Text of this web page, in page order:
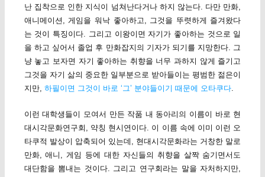
난 집착으로 인한 지식이 넘쳐난다거나 하지 않는다. 다만 만화,
애니메이션, 게임을 워낙 좋아하고, 그것을 뚜렷하게 즐겨왔다
는 것이 특징이다. 그리고 이왕이면 자기가 좋아하는 것으로 일
을 하고 싶어서 졸업 후 만화잡지의 기자가 되기를 지망한다. 그
냥 놓고 보자면 자기 좋아하는 취향을 너무 과하지 않게 즐기고
그것을 자기 삶의 중요한 일부분으로 받아들이는 평범한 젊은이
지만, 하필이면 그것이 바로 ‘그’ 분야들이기 때문에 오타쿠다.
이런 대학생들이 모여서 만든 작품 내 동아리의 이름이 바로 현
대시각문화연구회, 약칭 현시연이다. 이 이름 속에 이미 이런 오
타쿠적 발상이 압축되어 있는데, 현대시각문화라는 거창한 말로
만화, 애니, 게임 등에 대한 자신들의 취향을 살짝 숨기면서도
대단함을 뽐내는 것이다. 그리고 연구회라는 말을 자처하지만,